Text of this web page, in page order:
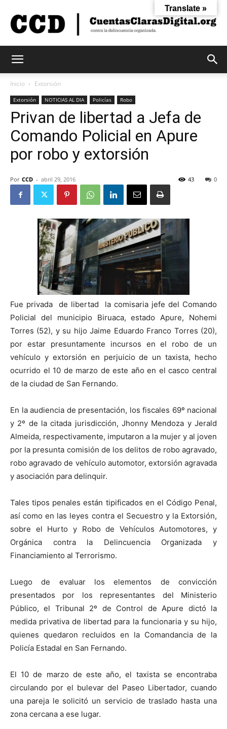
Claras
Digital
Inicio Extorsión
Extorsión NOTICIAS AL DIA Policías Robo
Privan de libertad a Jefa de
Comando Policial en Apure
por robo y extorsión
Por CCD - abril 29, 2016 0
43
Fue privada de libertad la comisaria jefe del Comando
Policial del municipio Biruaca, estado Apure, Nohemi
Torres (52), y su hijo Jaime Eduardo Franco Torres (20),
por estar presuntamente incursos en el robo de un
vehículo y extorsión en perjuicio de un taxista, hecho
ocurrido el 10 de marzo de este año en el casco central
de la ciudad de San Fernando.
En la audiencia de presentación, los fiscales 69º nacional
y 2º de la citada jurisdicción, Jhonny Mendoza y Jerald
Almeida, respectivamente, imputaron a la mujer y al joven
por la presunta comisión de los delitos de robo agravado,
robo agravado de vehículo automotor, extorsión agravada
y asociación para delinquir.
Tales tipos penales están tipificados en el Código Penal,
así como en las leyes contra el Secuestro y la Extorsión,
sobre el Hurto y Robo de Vehículos Automotores, y
Orgánica contra la Delincuencia Organizada y
Financiamiento al Terrorismo.
Luego de evaluar los elementos de convicción
presentados por los representantes del Ministerio
Público, el Tribunal 2º de Control de Apure dictó la
medida privativa de libertad para la funcionaria y su hijo,
quienes quedaron recluidos en la Comandancia de la
Policía Estadal en San Fernando.
El 10 de marzo de este año, el taxista se encontraba
circulando por el bulevar del Paseo Libertador, cuando
una pareja le solicitó un servicio de traslado hasta una
zona cercana a ese lugar.
Translate »